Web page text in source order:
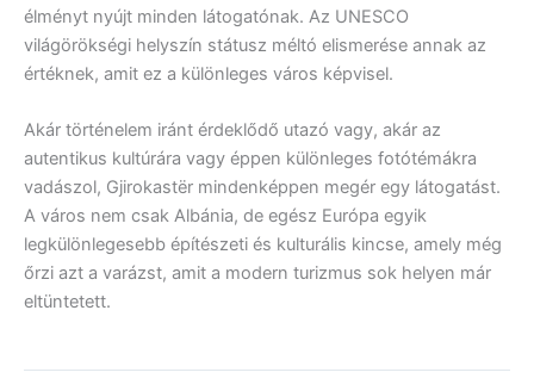
élményt nyújt minden látogatónak. Az UNESCO
világörökségi helyszín státusz méltó elismerése annak az
értéknek, amit ez a különleges város képvisel.
Akár történelem iránt érdeklődő utazó vagy, akár az
autentikus kultúrára vagy éppen különleges fotótémákra
vadászol, Gjirokastër mindenképpen megér egy látogatást.
A város nem csak Albánia, de egész Európa egyik
legkülönlegesebb építészeti és kulturális kincse, amely még
őrzi azt a varázst, amit a modern turizmus sok helyen már
eltüntetett.